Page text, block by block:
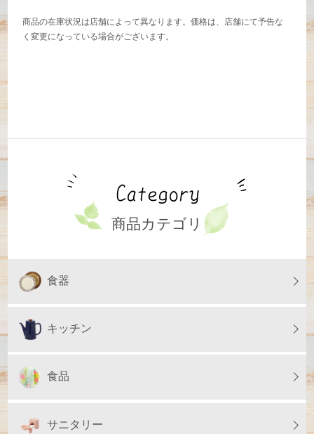
商品の在庫状況は店舗によって異なります。価格は、店舗にて予告な
く変更になっている場合がございます。
商品カテゴリ
食器
キッチン
食品
サニタリー